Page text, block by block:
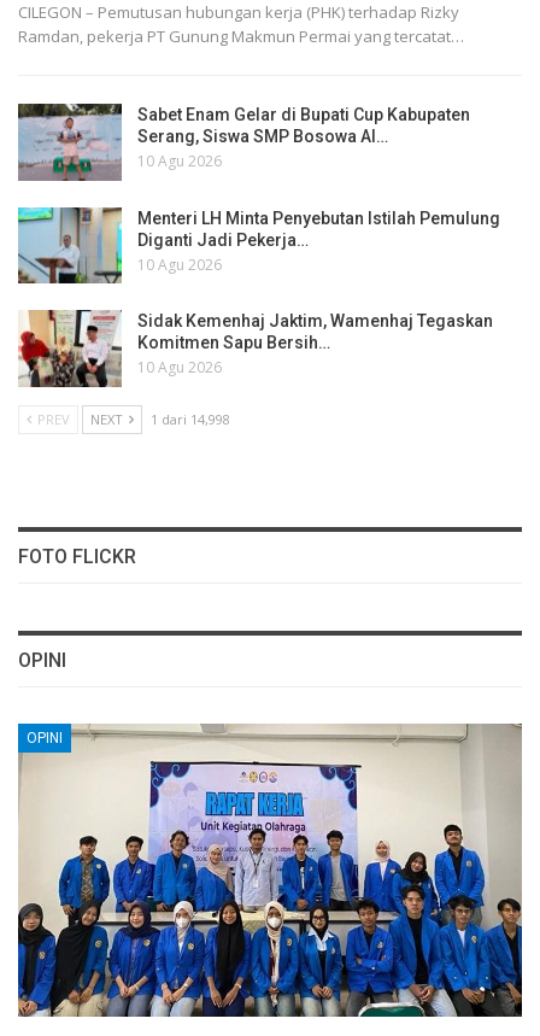
CILEGON – Pemutusan hubungan kerja (PHK) terhadap Rizky
Ramdan, pekerja PT Gunung Makmun Permai yang tercatat…
Sabet Enam Gelar di Bupati Cup Kabupaten
Serang, Siswa SMP Bosowa Al…
10 Agu 2026
Menteri LH Minta Penyebutan Istilah Pemulung
Diganti Jadi Pekerja…
10 Agu 2026
Sidak Kemenhaj Jaktim, Wamenhaj Tegaskan
Komitmen Sapu Bersih…
10 Agu 2026
PREV NEXT 1 dari 14,998
FOTO FLICKR
OPINI
OPINI